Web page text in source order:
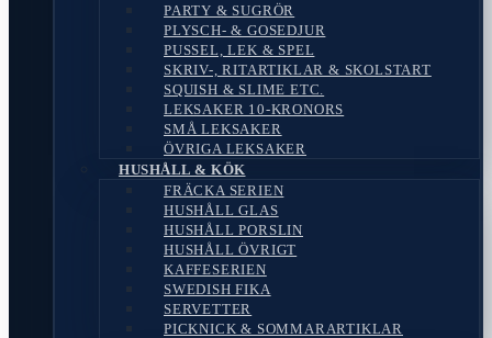
PARTY & SUGRÖR
PLYSCH- & GOSEDJUR
PUSSEL, LEK & SPEL
SKRIV-, RITARTIKLAR & SKOLSTART
SQUISH & SLIME ETC.
LEKSAKER 10-KRONORS
SMÅ LEKSAKER
ÖVRIGA LEKSAKER
HUSHÅLL & KÖK
FRÄCKA SERIEN
HUSHÅLL GLAS
HUSHÅLL PORSLIN
HUSHÅLL ÖVRIGT
KAFFESERIEN
SWEDISH FIKA
SERVETTER
PICKNICK & SOMMARARTIKLAR